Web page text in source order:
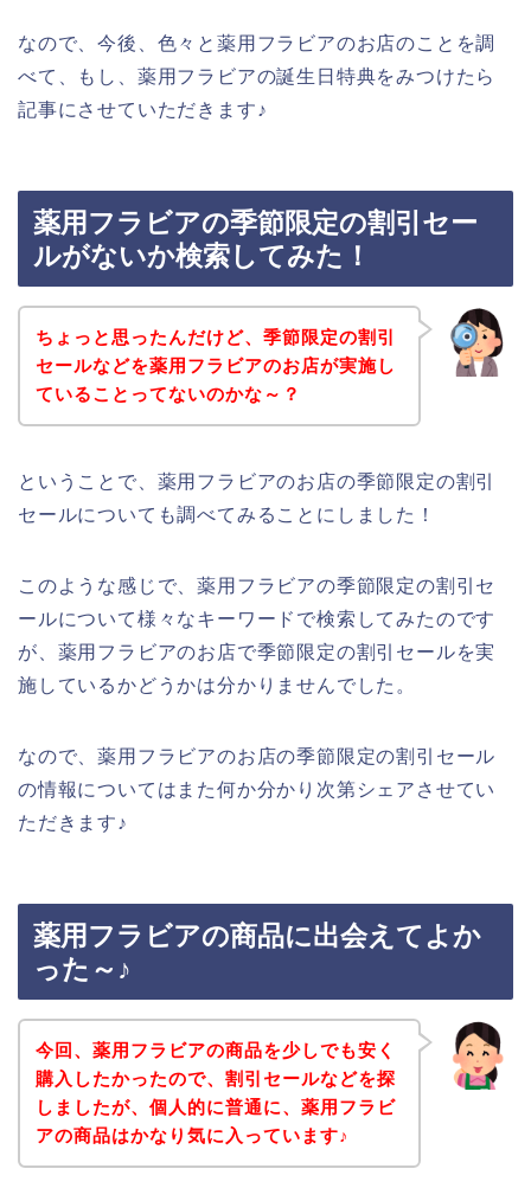
なので、今後、色々と薬用フラビアのお店のことを調
べて、もし、薬用フラビアの誕生日特典をみつけたら
記事にさせていただきます♪
薬用フラビアの季節限定の割引セー
ルがないか検索してみた！
ちょっと思ったんだけど、季節限定の割引
セールなどを薬用フラビアのお店が実施し
ていることってないのかな～？
ということで、薬用フラビアのお店の季節限定の割引
セールについても調べてみることにしました！
このような感じで、薬用フラビアの季節限定の割引セ
ールについて様々なキーワードで検索してみたのです
が、薬用フラビアのお店で季節限定の割引セールを実
施しているかどうかは分かりませんでした。
なので、薬用フラビアのお店の季節限定の割引セール
の情報についてはまた何か分かり次第シェアさせてい
ただきます♪
薬用フラビアの商品に出会えてよか
った～♪
今回、薬用フラビアの商品を少しでも安く
購入したかったので、割引セールなどを探
しましたが、個人的に普通に、薬用フラビ
アの商品はかなり気に入っています♪